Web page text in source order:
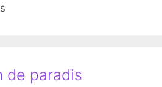
de paradis